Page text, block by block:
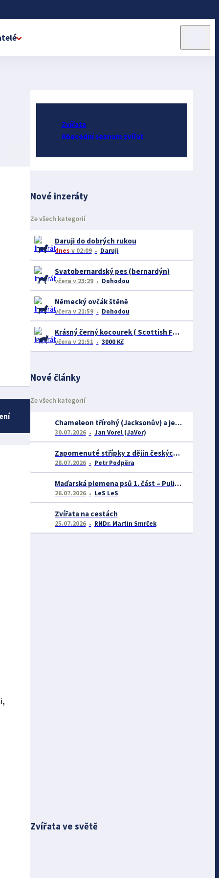
Zvířata
Abecední seznam zvířat
Nové inzeráty
Ze všech kategorií
Daruji do dobrých rukou
dnes v 02:09 Daruji
Svatobernardský pes (bernardýn)
včera v 23:29 Dohodou
Německý ovčák štěně
včera v 21:59 Dohodou
Krásný černý kocourek ( Scottish Fold ) 4 měsíce
včera v 21:51 3000 Kč
Nové články
Ze všech kategorií
Chameleon třírohý (Jacksonův) a jeho chov
30.07.2026 Jan Vorel (JaVor)
Zapomenuté střípky z dějin českých exotářů - 3.část
28.07.2026 Petr Podpěra
Maďarská plemena psů 1. část – Puli, Komondor
26.07.2026 LeS LeS
Zvířata na cestách
25.07.2026 RNDr. Martin Smrček
Zvířata ve světě